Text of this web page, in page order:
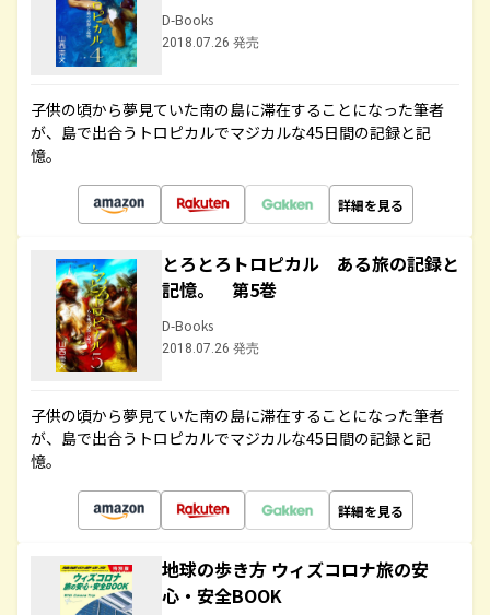
D-Books
2018.07.26 発売
子供の頃から夢見ていた南の島に滞在することになった筆者
が、島で出合うトロピカルでマジカルな45日間の記録と記
憶。
詳細を見る
とろとろトロピカル ある旅の記録と
記憶。 第5巻
D-Books
2018.07.26 発売
子供の頃から夢見ていた南の島に滞在することになった筆者
が、島で出合うトロピカルでマジカルな45日間の記録と記
憶。
詳細を見る
地球の歩き方 ウィズコロナ旅の安
心・安全BOOK